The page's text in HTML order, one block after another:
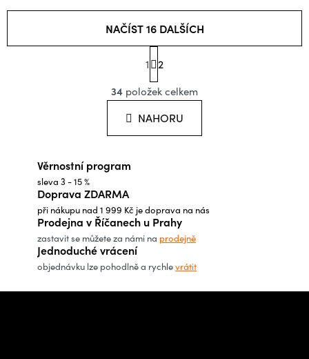
O
v
l
á
í
p
r
v
k
y
NAČÍST 16 DALŠÍCH
S
t
r
á
n
k
1
2
34 položek celkem
NAHORU
Věrnostní program
sleva 3 - 15 %
Doprava ZDARMA
při nákupu nad 1 999 Kč je doprava na nás
Prodejna v Říčanech u Prahy
zastavit se můžete za námi na prodejně
Jednoduché vrácení
objednávku lze pohodlně a rychlevrátit
Z